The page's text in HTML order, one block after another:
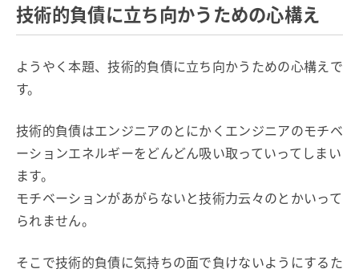
技術的負債に立ち向かうための心構え
ようやく本題、技術的負債に立ち向かうための心構えで
す。
技術的負債はエンジニアのとにかくエンジニアのモチベ
ーションエネルギーをどんどん吸い取っていってしまい
ます。
モチベーションがあがらないと技術力云々のとかいって
られません。
そこで技術的負債に気持ちの面で負けないようにするた